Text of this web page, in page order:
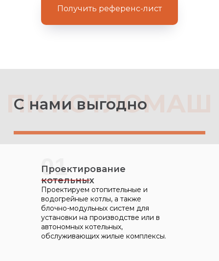
Получить референс-лист
01
Проектирование
котельных
Проектируем отопительные и
водогрейные котлы, а также
блочно-модульных систем для
установки на производстве или в
автономных котельных,
обслуживающих жилые комплексы.
Согласен с политикой